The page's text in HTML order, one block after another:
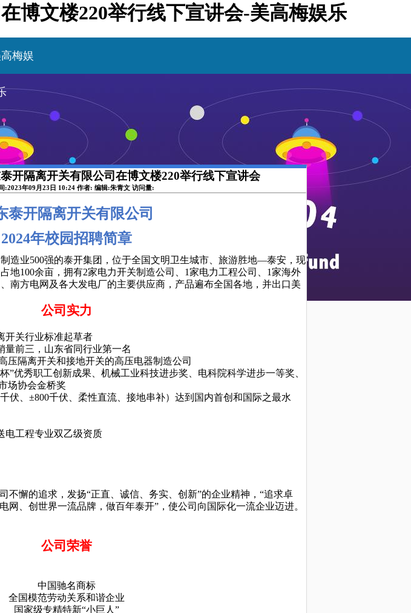
博文楼220举行线下宣讲会-美高梅娱乐
梅娱
开隔离开关有限公司在博文楼220举行线下宣讲会
:2023年09月23日 10:24 作者: 编辑:朱青文 访问量:
泰开隔离开关有限公司
2024年校园招聘简章
造业500强的泰开集团，位于全国文明卫生城市、旅游胜地—泰安，现
地100余亩，拥有2家电力开关制造公司、1家电力工程公司、1家海外
南方电网及各大发电厂的主要供应商，产品遍布全国各地，并出口美
公司实力
开关行业标准起草者
量前三，山东省同行业第一名
压隔离开关和接地开关的高压电器制造公司
”优秀职工创新成果、机械工业科技进步奖、电科院科学进步一等奖、
场协会金桥奖
千伏、 ±800千伏、柔性直流、接地串补）达到国内首创和国际之最水
电工程专业双乙级资质
不懈的追求，发扬“正直、诚信、务实、创新”的企业精神，“追求卓
网、创世界一流品牌，做百年泰开”，使公司向国际化一流企业迈进。
公司 荣誉
中国驰名商标
全国模范劳动关系和谐企业
国家级专精特新“小巨人”